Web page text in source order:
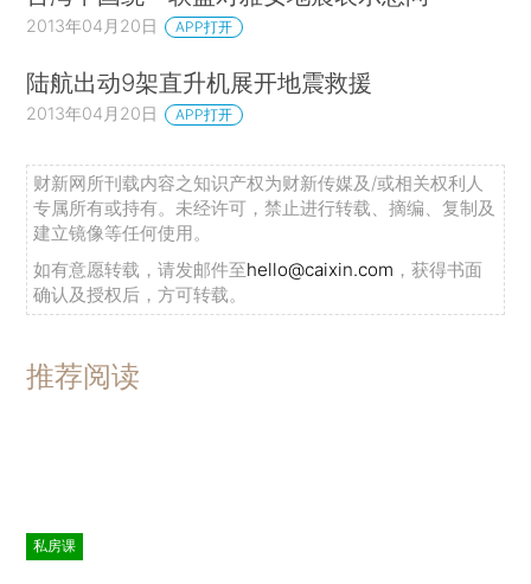
2013年04月20日 APP打开
陆航出动9架直升机展开地震救援
2013年04月20日 APP打开
财新网所刊载内容之知识产权为财新传媒及/或相关权利人
专属所有或持有。未经许可，禁止进行转载、摘编、复制及
建立镜像等任何使用。
如有意愿转载，请发邮件至hello@caixin.com ，获得书面
确认及授权后，方可转载。
推荐阅读
私房课